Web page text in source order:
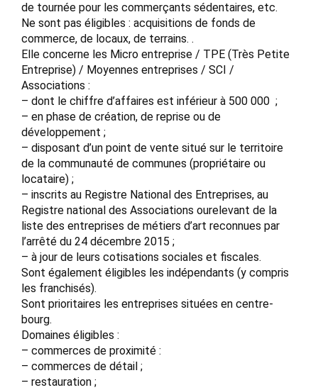
de tournée pour les commerçants sédentaires, etc.
Ne sont pas éligibles : acquisitions de fonds de
commerce, de locaux, de terrains. .
Elle concerne les Micro entreprise / TPE (Très Petite
Entreprise) / Moyennes entreprises / SCI /
Associations :
– dont le chiffre d’affaires est inférieur à 500 000  ;
– en phase de création, de reprise ou de
développement ;
– disposant d’un point de vente situé sur le territoire
de la communauté de communes (propriétaire ou
locataire) ;
– inscrits au Registre National des Entreprises, au
Registre national des Associations ourelevant de la
liste des entreprises de métiers d’art reconnues par
l’arrêté du 24 décembre 2015 ;
– à jour de leurs cotisations sociales et fiscales.
Sont également éligibles les indépendants (y compris
les franchisés).
Sont prioritaires les entreprises situées en centre-
bourg.
Domaines éligibles :
– commerces de proximité :
– commerces de détail ;
– restauration ;